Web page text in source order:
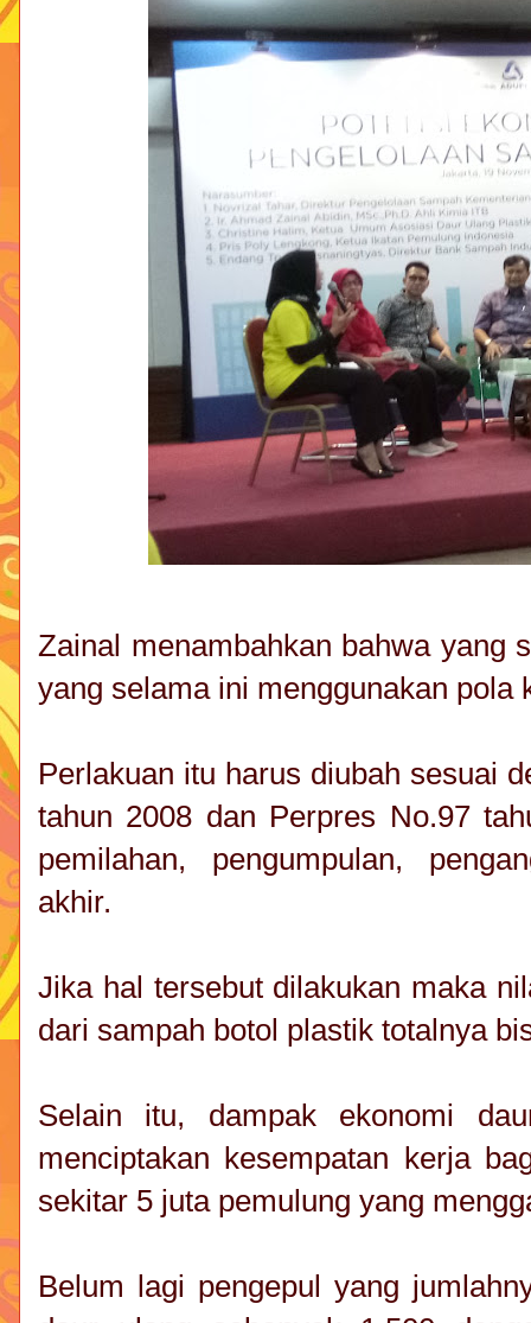
Zainal menambahkan bahwa yang
yang selama ini menggunakan pola
Perlakuan itu harus diubah sesuai
tahun 2008 dan Perpres No.97
pemilahan, pengumpulan,
akhir.
Jika hal tersebut dilakukan maka
dari sampah botol plastik totalnya
Selain itu, dampak ekonomi
menciptakan kesempatan kerja
sekitar 5 juta pemulung yang
Belum lagi pengepul yang